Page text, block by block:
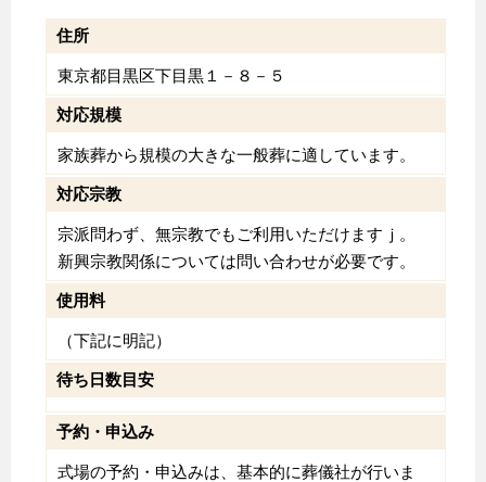
住所
東京都目黒区下目黒１－８－５
対応規模
家族葬から規模の大きな一般葬に適しています。
対応宗教
宗派問わず、無宗教でもご利用いただけますｊ。
新興宗教関係については問い合わせが必要です。
使用料
（下記に明記）
待ち日数目安
予約・申込み
式場の予約・申込みは、基本的に葬儀社が行いま